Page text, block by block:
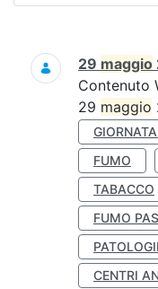
Ricerca
29 maggio
Contenuto
29 maggio
FUMO
TABACCO
FUMO
CENTRI